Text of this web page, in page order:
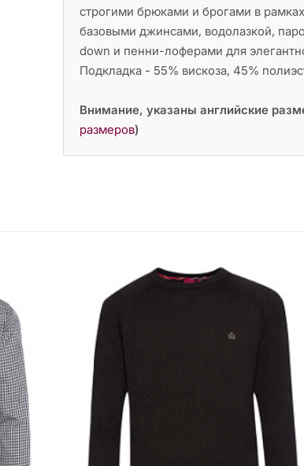
строгими брюками и брогами в
базовыми джинсами, водолазкой,
down и пенни-лоферами для
Подкладка - 55% вискоза, 45%
Внимание, указаны английские
размеров)